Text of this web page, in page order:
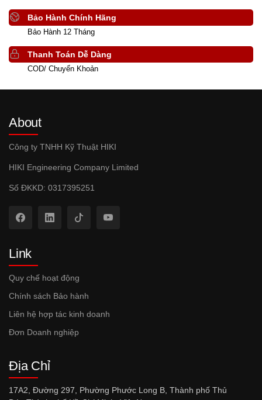
Bảo Hành Chính Hãng
Bảo Hành 12 Tháng
Thanh Toán Dễ Dàng
COD/ Chuyển Khoản
About
Công ty TNHH Kỹ Thuật HIKI
HIKI Engineering Company Limited
Số ĐKKD: 0317395251
Link
Quy chế hoạt động
Chính sách Bảo hành
Liên hệ hợp tác kinh doanh
Đơn Doanh nghiệp
Địa Chỉ
17A2, Đường 297, Phường Phước Long B, Thành phố Thủ